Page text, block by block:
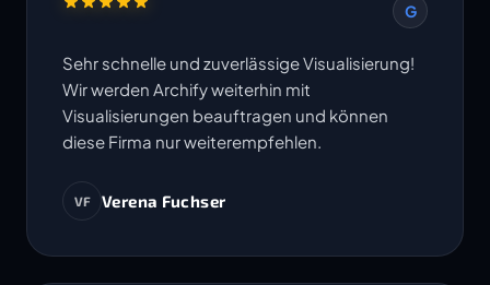
G
Sehr schnelle und zuverlässige Visualisierung!
Wir werden Archify weiterhin mit
Visualisierungen beauftragen und können
diese Firma nur weiterempfehlen.
VF Verena Fuchser